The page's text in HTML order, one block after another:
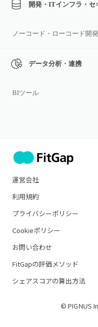
開発・ITインフラ・セ
ノーコード・ローコード開発
データ分析・連携
BIツール
運営会社
利用規約
プライバシーポリシー
Cookieポリシー
お問い合わせ
FitGapの評価メソッド
シェアスコアの算出方法
© PIGNUS